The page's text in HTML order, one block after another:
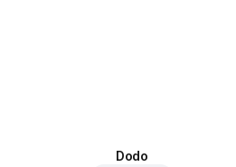
Dodo